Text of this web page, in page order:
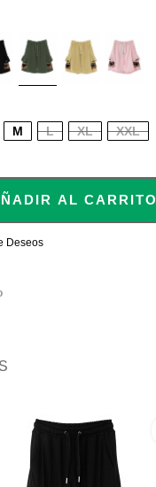
PINK
M L XL XXL
AL CARRITO
Deseos